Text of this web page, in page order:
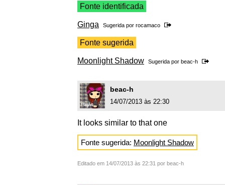
Fonte identificada
Ginga Sugerida por rocamaco
Fonte sugerida
Moonlight Shadow Sugerida por beac-h
beac-h
14/07/2013 às 22:30
It looks similar to that one
Fonte sugerida: Moonlight Shadow
Editado em 14/07/2013 às 22:31 por beac-h